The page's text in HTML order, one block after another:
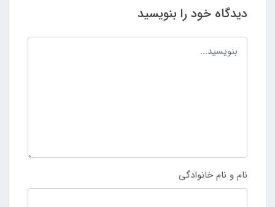
دیدگاه خود را بنویسید
نام و نام خانوادگی